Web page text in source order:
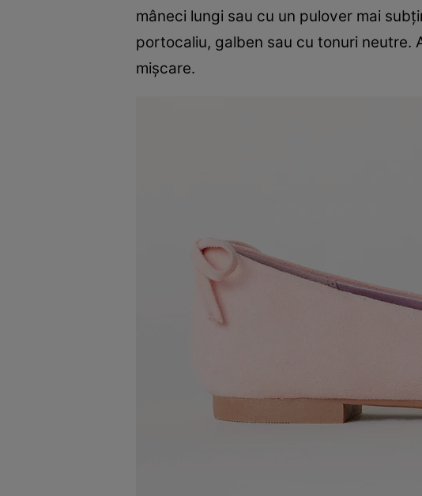
mâneci lungi sau cu un pulover mai
portocaliu, galben sau cu tonuri neutre.
mişcare.